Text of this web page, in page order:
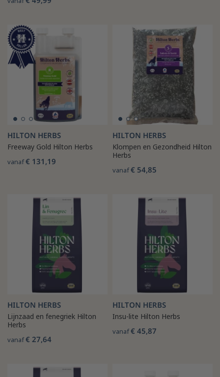
HILTON HERBS
Freeway Gold Hilton Herbs
vanaf€ 131,19
HILTON HERBS
Klompen en Gezondheid Hilton
Herbs
vanaf€ 54,85
HILTON HERBS
Lijnzaad en fenegriek Hilton
Herbs
vanaf€ 27,64
HILTON HERBS
Insu-lite Hilton Herbs
vanaf€ 45,87